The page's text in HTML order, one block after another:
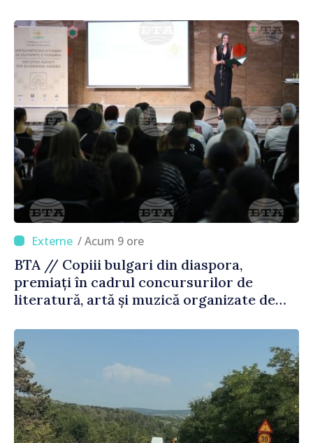
/ Acum 9 ore
BTA // Copiii bulgari din diaspora,
premiați în cadrul concursurilor de
literatură, artă și muzică organizate de
Străinătate